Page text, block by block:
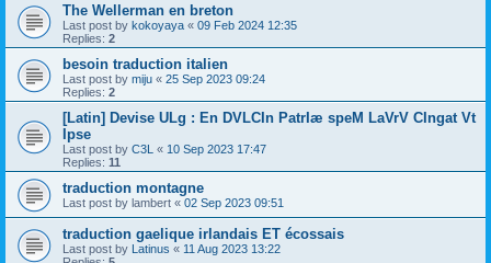
The Wellerman en breton
Last post by kokoyaya « 09 Feb 2024 12:35
Replies: 2
besoin traduction italien
Last post by miju « 25 Sep 2023 09:24
Replies: 2
[Latin] Devise ULg : En DVLCIn PatrIæ speM LaVrV CIngat Vt
Ipse
Last post by C3L « 10 Sep 2023 17:47
Replies: 11
traduction montagne
Last post by lambert « 02 Sep 2023 09:51
traduction gaelique irlandais ET écossais
Last post by Latinus « 11 Aug 2023 13:22